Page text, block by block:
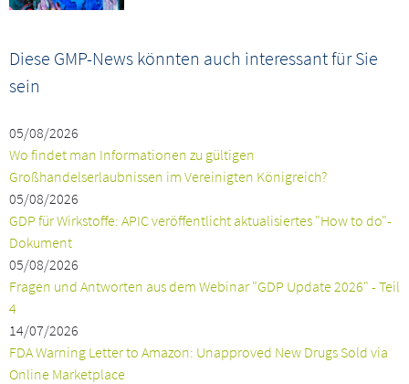
Diese GMP-News könnten auch interessant für Sie
sein
05/08/2026
Wo findet man Informationen zu gültigen
Großhandelserlaubnissen im Vereinigten Königreich?
05/08/2026
GDP für Wirkstoffe: APIC veröffentlicht aktualisiertes "How to do"-
Dokument
05/08/2026
Fragen und Antworten aus dem Webinar "GDP Update 2026" - Teil
4
14/07/2026
FDA Warning Letter to Amazon: Unapproved New Drugs Sold via
Online Marketplace